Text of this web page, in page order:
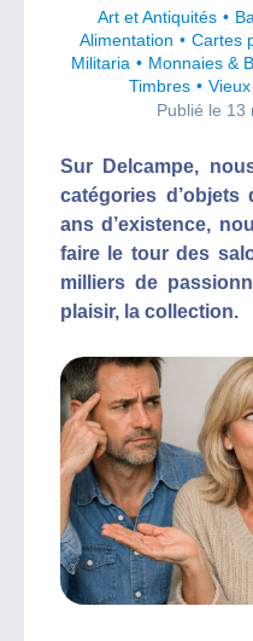
Art et Antiquités
Alimentation
Cartes
Militaria
Monnaies &
Timbres
Publié le 13
Sur Delcampe,
catégories
ans d’existence,
faire le tour des
milliers de
plaisir, la collection.